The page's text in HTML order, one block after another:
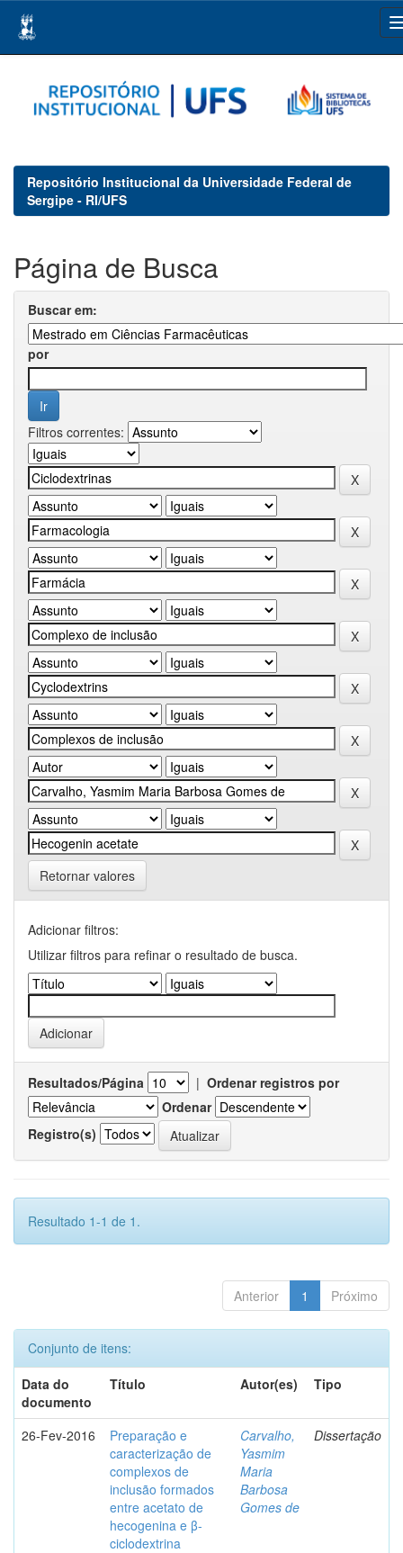
navigation
Repositório Institucional da Universidade Federal de
Sergipe - RI/UFS
Página de Busca
Buscar em:
por
Filtros correntes:
Retornar valores
Adicionar filtros:
Utilizar filtros para refinar o resultado de busca.
Resultados/Página | Ordenar registros por
Ordenar
Registro(s)
Resultado 1-1 de 1.
Anterior 1 Próximo
Conjunto de itens:
Data do
documento
Título Autor(es) Tipo
26-Fev-2016
Preparação e
caracterização de
complexos de
inclusão formados
entre acetato de
hecogenina e β-
ciclodextrina
Carvalho,
Yasmim
Maria
Barbosa
Gomes de
Dissertação